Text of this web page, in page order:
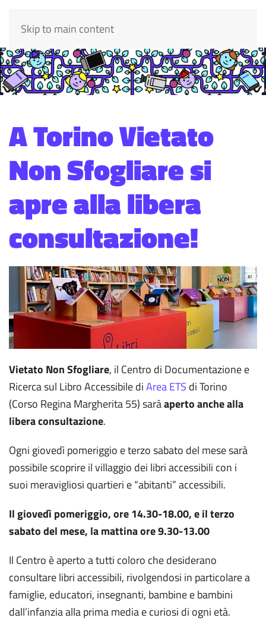
Skip to main content
A Torino Vietato
Non Sfogliare si
apre alla libera
consultazione!
Vietato Non Sfogliare, il Centro di Documentazione e
Ricerca sul Libro Accessibile diArea ETS di Torino
(Corso Regina Margherita 55) saràaperto anche alla
libera consultazione.
Ogni giovedì pomeriggio e terzo sabato del mese sarà
possibile scoprire il villaggio dei libri accessibili con i
suoi meravigliosi quartieri e “abitanti” accessibili.
Il giovedì pomeriggio, ore 14.30-18.00, e il terzo
sabato del mese, la mattina ore 9.30-13.00
Il Centro è aperto a tutti coloro che desiderano
consultare libri accessibili, rivolgendosi in particolare a
famiglie, educatori, insegnanti, bambine e bambini
dall’infanzia alla prima media e curiosi di ogni età.